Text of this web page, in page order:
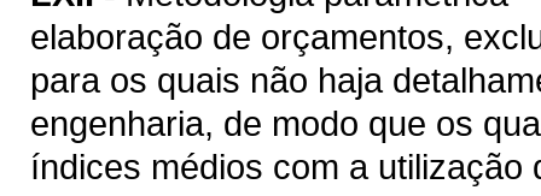
elaboração de orçamentos,
para os quais não haja
engenharia, de modo que os
índices médios com a